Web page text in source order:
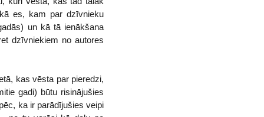
es, kam par dzīvnieku
un kā tā ienākšana
dzīvniekiem no autores
kas vēsta par pieredzi,
gadi) būtu risinājušies
ka ir parādījušies veipi